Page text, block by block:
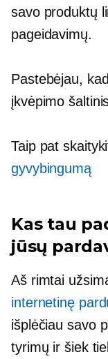
savo produktų
pageidavimų.
Pastebėjau,
įkvėpimo
Taip pat
gyvybingumą
Kas tau
jūsų
Aš rimtai
internetinę
išplėčiau savo
tyrimų ir šiek